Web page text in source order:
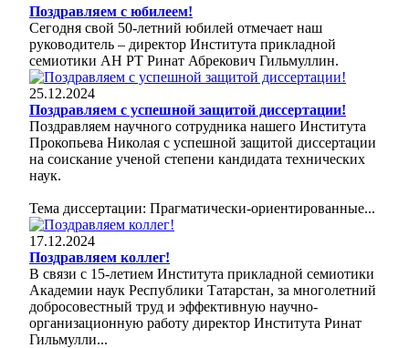
Поздравляем с юбилеем!
Сегодня свой 50-летний юбилей отмечает наш
руководитель – директор Института прикладной
семиотики АН РТ Ринат Абрекович Гильмуллин.
25.12.2024
Поздравляем с успешной защитой диссертации!
Поздравляем научного сотрудника нашего Института
Прокопьева Николая с успешной защитой диссертации
на соискание ученой степени кандидата технических
наук.
Тема диссертации: Прагматически-ориентированные...
17.12.2024
Поздравляем коллег!
В связи с 15-летием Института прикладной семиотики
Академии наук Республики Татарстан, за многолетний
добросовестный труд и эффективную научно-
организационную работу директор Института Ринат
Гильмулли...